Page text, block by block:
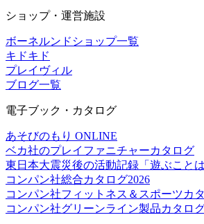
ショップ・運営施設
ボーネルンドショップ一覧
キドキド
プレイヴィル
ブログ一覧
電子ブック・カタログ
あそびのもり ONLINE
ベカ社のプレイファニチャーカタログ
東日本大震災後の活動記録「遊ぶこと
コンパン社総合カタログ2026
コンパン社フィットネス＆スポーツカ
コンパン社グリーンライン製品カタロ